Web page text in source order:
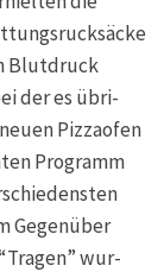
Blut­druck
der es übri­
Piz­za­ofen
Pro­gramm
Gegen­über
wur­